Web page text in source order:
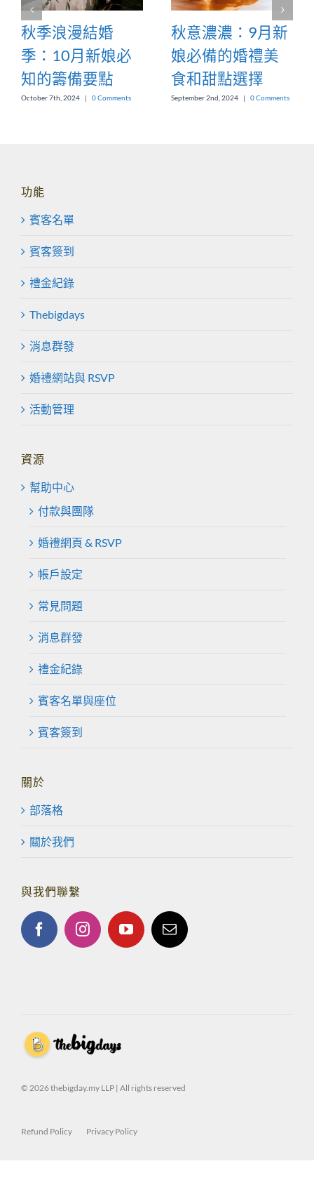
秋季浪漫結婚
季：10月新娘必
知的籌備要點
October 7th, 2024 | 0 Comments
秋意濃濃：9月新
娘必備的婚禮美
食和甜點選擇
September 2nd, 2024 | 0 Comments
功能
賓客名單
賓客簽到
禮金紀錄
Thebigdays
消息群發
婚禮網站與 RSVP
活動管理
資源
幫助中心
付款與團隊
婚禮網頁 & RSVP
帳戶設定
常見問題
消息群發
禮金紀錄
賓客名單與座位
賓客簽到
關於
部落格
關於我們
與我們聯繫
© 2026 thebigday.my LLP | All rights reserved
Refund Policy Privacy Policy